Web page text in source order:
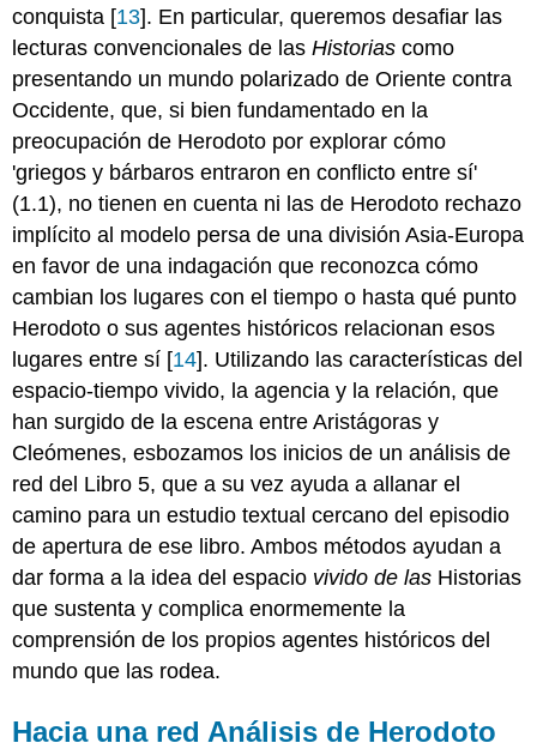
conquista [13]. En particular, queremos desafiar las
lecturas convencionales de lasHistorias como
presentando un mundo polarizado de Oriente contra
Occidente, que, si bien fundamentado en la
preocupación de Herodoto por explorar cómo
'griegos y bárbaros entraron en conflicto entre sí'
(1.1), no tienen en cuenta ni las de Herodoto rechazo
implícito al modelo persa de una división Asia-Europa
en favor de una indagación que reconozca cómo
cambian los lugares con el tiempo o hasta qué punto
Herodoto o sus agentes históricos relacionan esos
lugares entre sí [14]. Utilizando las características del
espacio-tiempo vivido, la agencia y la relación, que
han surgido de la escena entre Aristágoras y
Cleómenes, esbozamos los inicios de un análisis de
red del Libro 5, que a su vez ayuda a allanar el
camino para un estudio textual cercano del episodio
de apertura de ese libro. Ambos métodos ayudan a
dar forma a la idea del espacio vivido de las Historias
que sustenta y complica enormemente la
comprensión de los propios agentes históricos del
mundo que las rodea.
Hacia una red Análisis de Herodoto